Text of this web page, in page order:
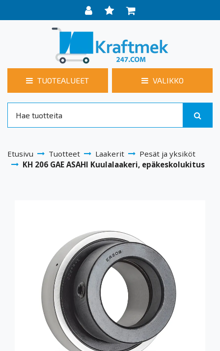
TUOTEALUEET VALIKKO
Etusivu Tuotteet Laakerit
Pesät ja yksiköt
KH 206 GAE ASAHI Kuulalaakeri, epäkeskolukitus